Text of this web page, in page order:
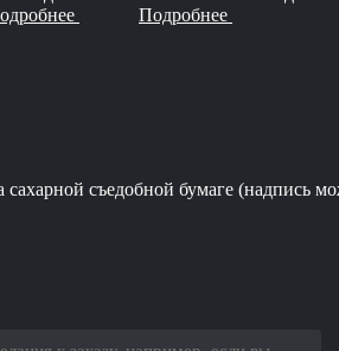
Подробнее
сахарной съедобной бумаге (надпись